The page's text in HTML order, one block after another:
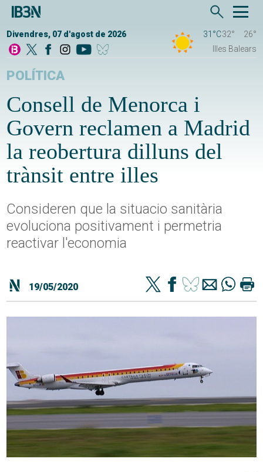
Divendres, 07 d'agost de 2026 31°C32°
26°
Illes Balears
POLÍTICA
Consell de Menorca i
Govern reclamen a Madrid
la reobertura dilluns del
trànsit entre illes
Consideren que la situacio sanitària
evoluciona positivament i permetria
reactivar l'economia
19/05/2020